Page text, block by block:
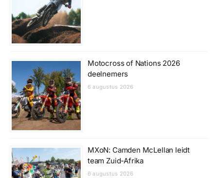
Motocross of Nations 2026
deelnemers
6 augustus 2026
MXoN: Camden McLellan leidt
team Zuid-Afrika
6 augustus 2026